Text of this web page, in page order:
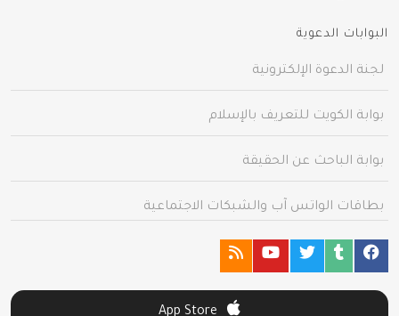
البوابات الدعوية
لجنة الدعوة الإلكترونية
بوابة الكويت للتعريف بالإسلام
بوابة الباحث عن الحقيقة
بطاقات الواتس آب والشبكات الاجتماعية